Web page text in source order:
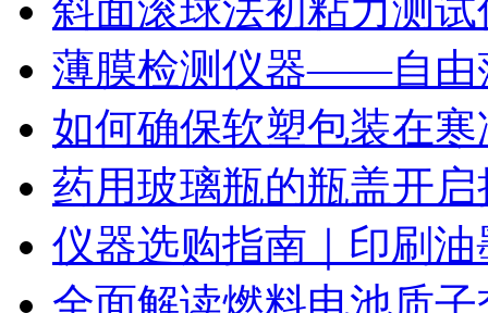
斜面滚球法初粘力测
薄膜检测仪器——自由
如何确保软塑包装在
药用玻璃瓶的瓶盖开
仪器选购指南｜印刷